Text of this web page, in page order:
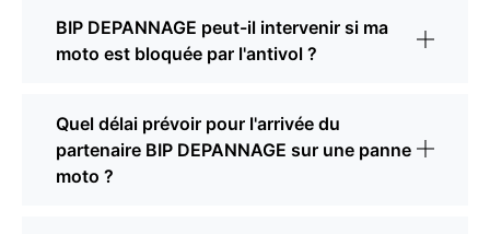
BIP DEPANNAGE peut-il intervenir si ma
moto est bloquée par l'antivol ?
Quel délai prévoir pour l'arrivée du
partenaire BIP DEPANNAGE sur une panne
moto ?